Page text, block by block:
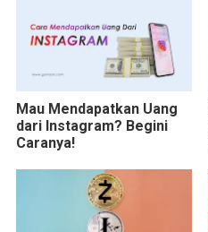
Mau Mendapatkan Uang
dari Instagram? Begini
Caranya!